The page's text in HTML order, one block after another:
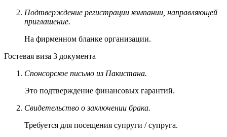
Подтверждение регистрации компании, направляющей
приглашение.
На фирменном бланке организации.
Гостевая виза 3 документа
Спонсорское письмо из Пакистана.
Это подтверждение финансовых гарантий.
Свидетельство о заключении брака.
Требуется для посещения супруги / супруга.